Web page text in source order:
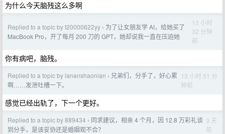
为什么今天脑残这么多啊
Replied to a topic by t20000622yy › 为了让女朋友学 AI，给她买了
MacBook Pro，开了每月 200 刀的 GPT，她却说我一直在压迫她
13 小时
32 分钟
前
你有病吧，脑残。
Replied to a topic by lananshaonian › 兄弟们，分手了，好心累
啊……发泄吐槽一下。
13 小时 51 分
钟前
感觉已经出轨了，下一个更好。
Replied to a topic by 889434 › 同求建议，相亲 4 个月，因 12.8 万彩礼谈
到分手，是该妥协还是婚姻观不合？
3 天
前